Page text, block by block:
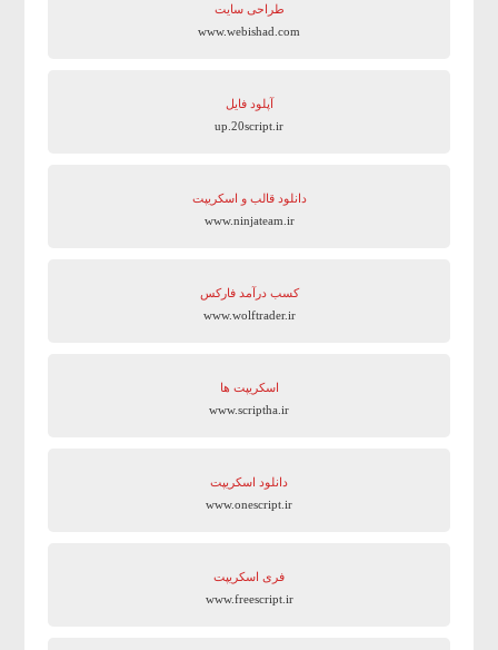
طراحی سایت
www.webishad.com
آپلود فایل
up.20script.ir
دانلود قالب و اسکریپت
www.ninjateam.ir
کسب درآمد فارکس
www.wolftrader.ir
اسکریپت ها
www.scriptha.ir
دانلود اسکریپت
www.onescript.ir
فری اسکریپت
www.freescript.ir